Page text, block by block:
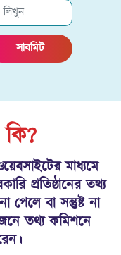
সাবমিট
মাধ্যমে
প্রতিষ্ঠানের তথ্য
বা সন্তুষ্ট না
তথ্য কমিশনে